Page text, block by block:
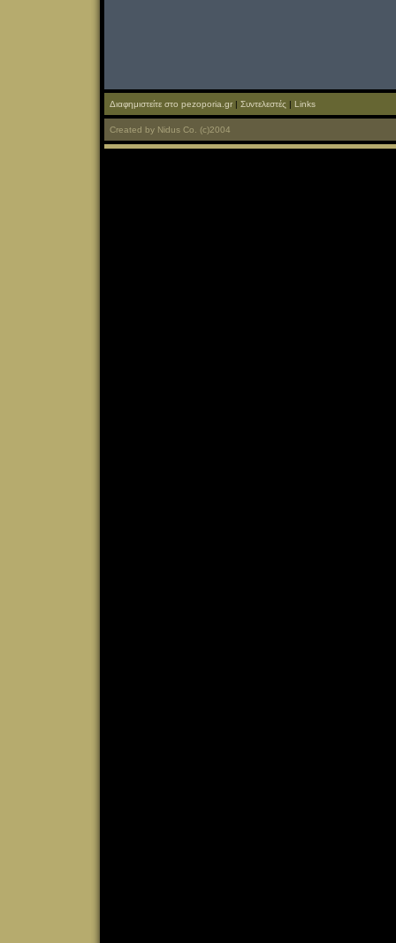
Διαφημιστείτε στο pezoporia.gr | Συντελεστές | Links
Created by Nidus Co. (c)2004